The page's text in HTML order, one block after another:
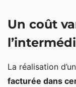
Un coût
La réalisation
facturée dans